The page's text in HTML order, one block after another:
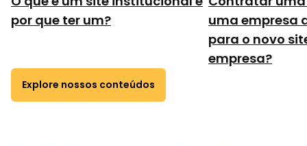
por que ter um?
uma empresa
para o novo
empresa?
Explore nossos conteúdos